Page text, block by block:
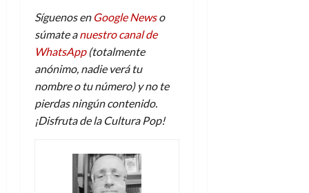
Síguenos en Google Newso
súmate anuestro canal de
WhatsApp(totalmente
anónimo, nadie verá tu
nombre o tu número) y no te
pierdas ningún contenido.
¡Disfruta de la Cultura Pop!